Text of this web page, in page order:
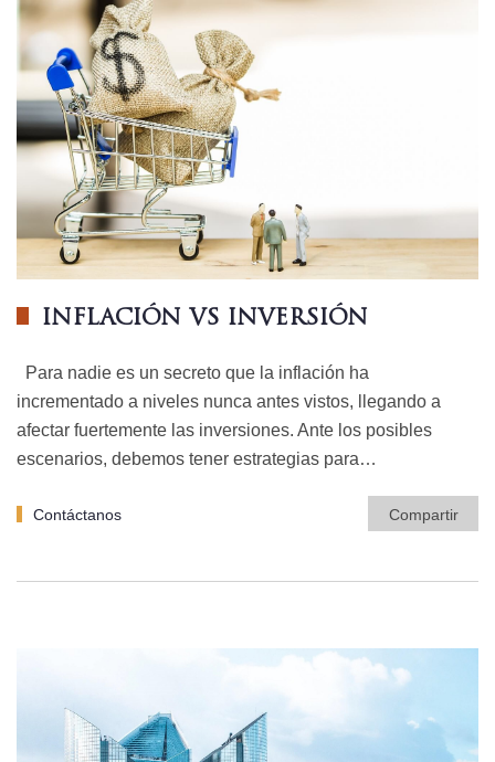
INFLACIÓN VS INVERSIÓN
Para nadie es un secreto que la inflación ha
incrementado a niveles nunca antes vistos, llegando a
afectar fuertemente las inversiones. Ante los posibles
escenarios, debemos tener estrategias para…
Contáctanos Compartir